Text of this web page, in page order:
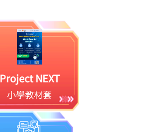
Project NEXT
小學教材套